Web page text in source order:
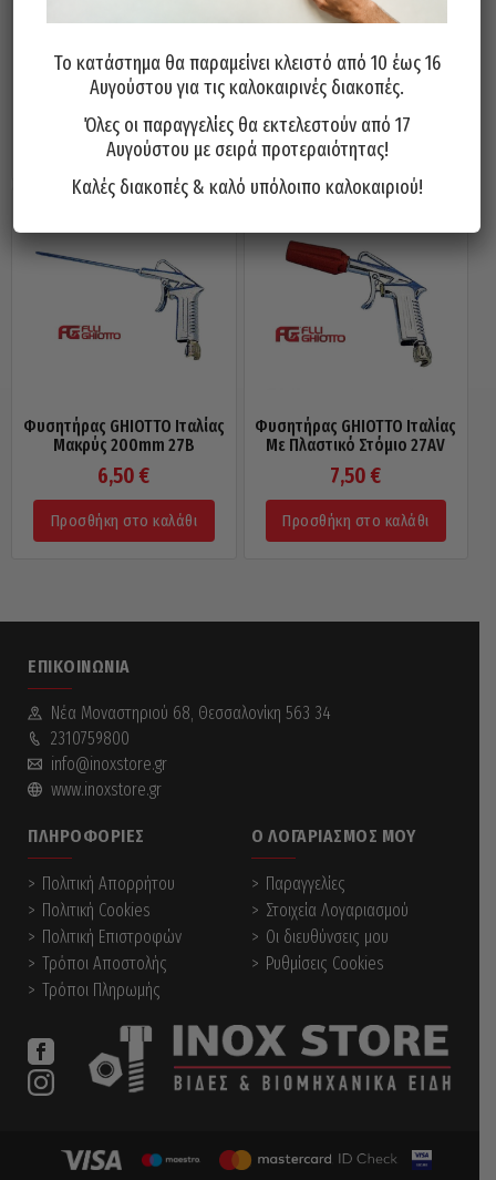
9U0203
11,20€
Προσθήκη στο καλάθι
Κοντός 27Α
5,00€
Προσθήκη στο καλάθι
Φυσητήρας GHIOTTO Ιταλίας
Μακρύς 200mm 27B
6,50€
Προσθήκη στο καλάθι
Φυσητήρας GHIOTTO Ιταλίας
Με Πλαστικό Στόμιο 27AV
7,50€
Προσθήκη στο καλάθι
ΕΠΙΚΟΙΝΩΝΊΑ
Νέα Mοναστηριού 68, Θεσσαλονίκη 563 34
2310759800
info@inoxstore.gr
www.inoxstore.gr
ΠΛΗΡΟΦΟΡΊΕΣ
Πολιτική Απορρήτου
Πολιτική Cookies
Πολιτική Επιστροφών
Τρόποι Αποστολής
Τρόποι Πληρωμής
Ο ΛΟΓΑΡΙΑΣΜΌΣ ΜΟΥ
Παραγγελίες
Στοιχεία Λογαριασμού
Οι διευθύνσεις μου
Ρυθμίσεις Cookies
Το κατάστημα θα παραμείνει κλειστό από 10 έως 16
Αυγούστου για τις καλοκαιρινές διακοπές.
Όλες οι παραγγελίες θα εκτελεστούν από 17
Αυγούστου με σειρά προτεραιότητας!
Καλές διακοπές & καλό υπόλοιπο καλοκαιριού!